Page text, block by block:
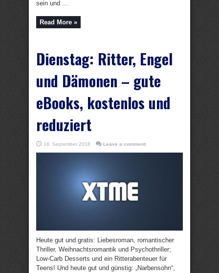
sein und ...
Read More »
Dienstag: Ritter, Engel
und Dämonen – gute
eBooks, kostenlos und
reduziert
18. September 2018 Leave a comment
Heute gut und gratis: Liebesroman, romantischer
Thriller, Weihnachtsromantik und Psychothriller;
Low-Carb Desserts und ein Ritterabenteuer für
Teens! Und heute gut und günstig: „Narbensohn“,